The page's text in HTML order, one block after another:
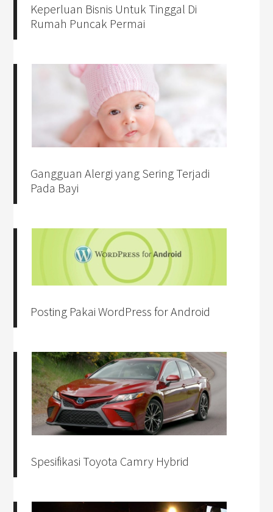
Keperluan Bisnis Untuk Tinggal Di
Rumah Puncak Permai
Gangguan Alergi yang Sering Terjadi
Pada Bayi
Posting Pakai WordPress for Android
Spesifikasi Toyota Camry Hybrid